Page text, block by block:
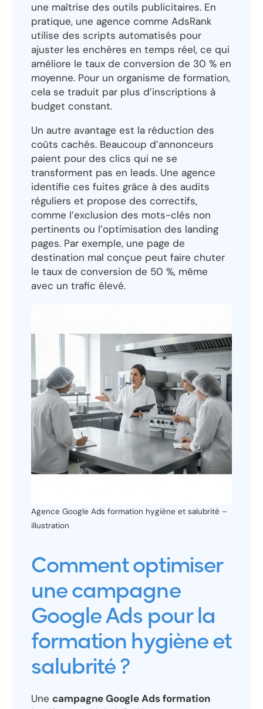
une maîtrise des outils publicitaires. En
pratique, une agence comme AdsRank
utilise des scripts automatisés pour
ajuster les enchères en temps réel, ce qui
améliore le taux de conversion de 30 % en
moyenne. Pour un organisme de formation,
cela se traduit par plus d’inscriptions à
budget constant.
Un autre avantage est la réduction des
coûts cachés. Beaucoup d’annonceurs
paient pour des clics qui ne se
transforment pas en leads. Une agence
identifie ces fuites grâce à des audits
réguliers et propose des correctifs,
comme l’exclusion des mots-clés non
pertinents ou l’optimisation des landing
pages. Par exemple, une page de
destination mal conçue peut faire chuter
le taux de conversion de 50 %, même
avec un trafic élevé.
Agence Google Ads formation hygiène et salubrité –
illustration
Comment optimiser
une campagne
Google Ads pour la
formation hygiène et
salubrité ?
Une campagne Google Ads formation